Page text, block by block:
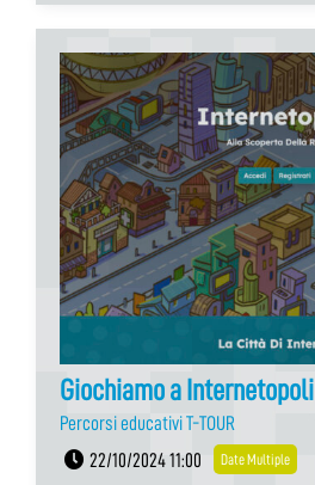
Giochiamo a Internetopoli
Percorsi educativi T-TOUR
22/10/2024 11:00
Date Multiple